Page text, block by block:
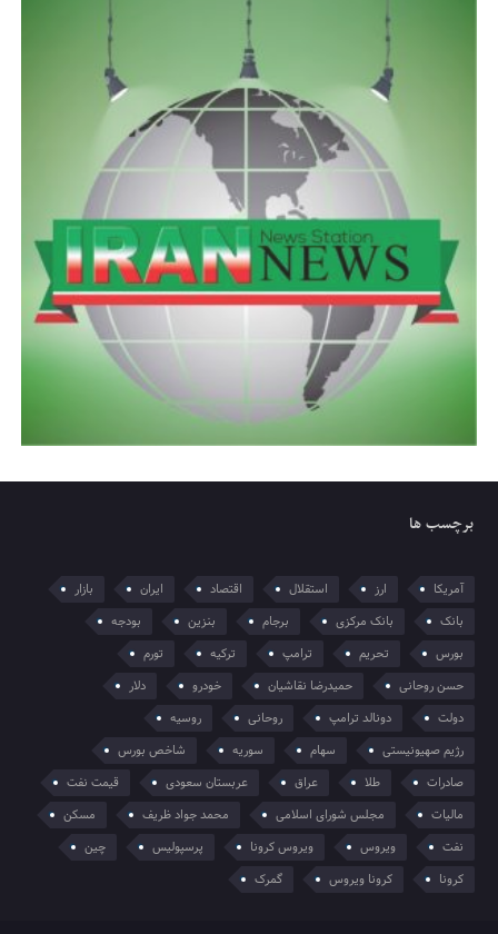
برچسب ها
آمریکا ارز استقلال اقتصاد ایران
بازار
بانک
بانک مرکزی برجام بنزین
بودجه
بورس
تحریم ترامپ ترکیه
تورم
حسن روحانی
حمیدرضا نقاشیان خودرو
دلار
دولت
دونالد ترامپ روحانی
روسیه
رژیم صهیونیستی
سهام سوریه
شاخص بورس
صادرات
طلا عراق عربستان سعودی
قیمت نفت
مالیات
مجلس شورای اسلامی محمد جواد ظریف
مسکن
نفت
ویروس ویروس کرونا پرسپولیس
چین
کرونا
کرونا ویروس گمرک